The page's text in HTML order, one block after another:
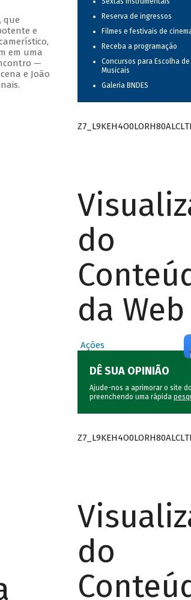
que
e
em uma
—
e João
Reserva de ingressos
Filmes e festivais de
Receba a programação
Concursos para Escolha de
Musicais
Galeria BNDES
do
da Web
Ações
DÊ SUA OPINIÃO
Ajude-nos a aprimorar o site do
preenchendo uma rápida
do